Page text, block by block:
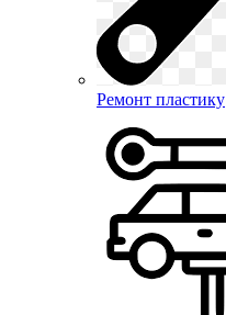
Ремонт пластику